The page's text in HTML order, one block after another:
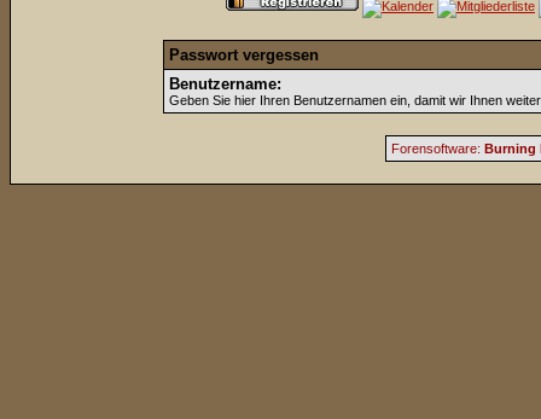
Passwort vergessen
Benutzername:
Geben Sie hier Ihren Benutzernamen ein, damit wir Ihnen
Forensoftware: Burning